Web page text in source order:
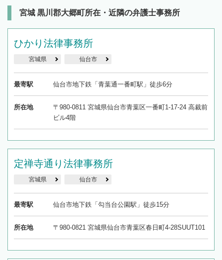
宮城 黒川郡大郷町所在・近隣の弁護士事務所
ひかり法律事務所
宮城県 仙台市
最寄駅 仙台市地下鉄「青葉通一番町駅」徒歩6分
所在地
〒980-0811 宮城県仙台市青葉区一番町1-17-24 高裁前
ビル4階
定禅寺通り法律事務所
宮城県 仙台市
最寄駅 仙台市地下鉄「勾当台公園駅」徒歩15分
所在地 〒980-0821 宮城県仙台市青葉区春日町4-28SUUT101